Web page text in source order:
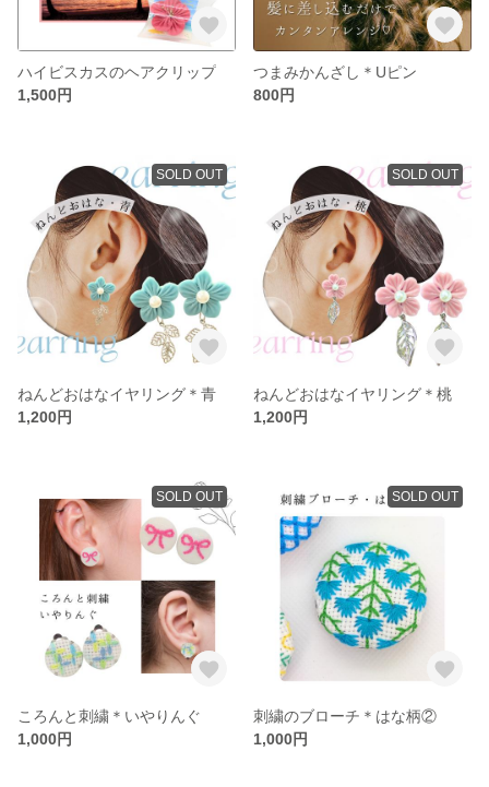
ハイビスカスのヘアクリップ
1,500円
つまみかんざし＊Uピン
800円
SOLD OUT
ねんどおはなイヤリング＊青
1,200円
SOLD OUT
ねんどおはなイヤリング＊桃
1,200円
SOLD OUT
ころんと刺繍＊いやりんぐ
1,000円
SOLD OUT
刺繍のブローチ＊はな柄②
1,000円